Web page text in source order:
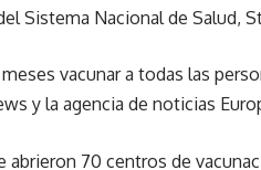
Sistema Nacional de Salud,
vacunar a todas las
y la agencia de noticias